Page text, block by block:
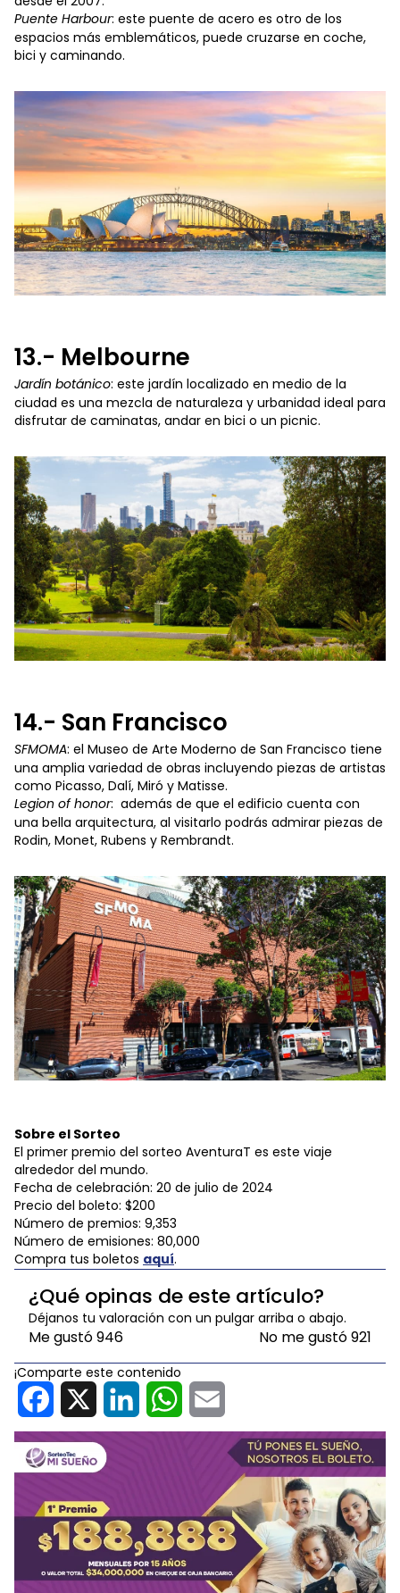
Puente Harbour: este puente de acero es otro de los
espacios más emblemáticos, puede cruzarse en coche,
bici y caminando.
13.- Melbourne
Jardín botánico: este jardín localizado en medio de la
ciudad es una mezcla de naturaleza y urbanidad ideal para
disfrutar de caminatas, andar en bici o un picnic.
14.- San Francisco
SFMOMA: el Museo de Arte Moderno de San Francisco tiene
una amplia variedad de obras incluyendo piezas de artistas
como Picasso, Dalí, Miró y Matisse.
Legion of honor: además de que el edificio cuenta con
una bella arquitectura, al visitarlo podrás admirar piezas de
Rodin, Monet, Rubens y Rembrandt.
Sobre el Sorteo
El primer premio del sorteo AventuraT es este viaje
alrededor del mundo.
Fecha de celebración: 20 de julio de 2024
Precio del boleto: $200
Número de premios: 9,353
Número de emisiones: 80,000
Compra tus boletos aquí.
¿Qué opinas de este artículo?
Déjanos tu valoración con un pulgar arriba o abajo.
Me gustó946 No me gustó921
¡Comparte este contenido
Facebook LinkedInWhatsApp